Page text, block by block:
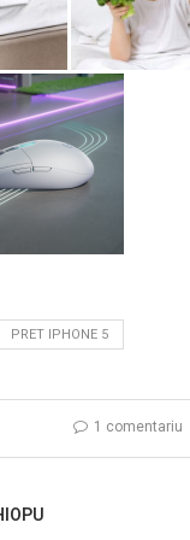
PRET IPHONE 5
1 comentariu